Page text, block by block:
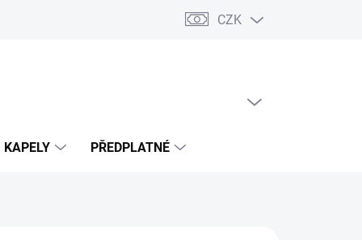
CZK
KAPELY PŘEDPLATNÉ